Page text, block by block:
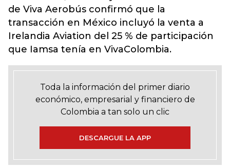
de Viva Aerobús confirmó que la
transacción en México incluyó la venta a
Irelandia Aviation del 25 % de participación
que Iamsa tenía en VivaColombia.
Toda la información del primer diario
económico, empresarial y financiero de
Colombia a tan solo un clic
DESCARGUE LA APP